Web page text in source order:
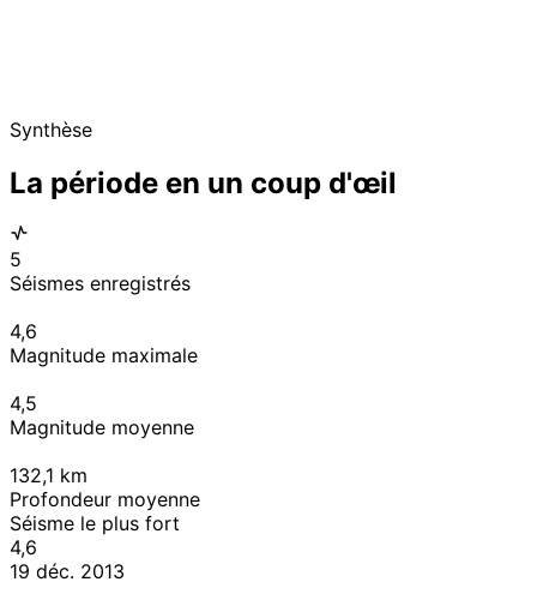
Synthèse
La période en un coup d'œil
5
Séismes enregistrés
4,6
Magnitude maximale
4,5
Magnitude moyenne
132,1 km
Profondeur moyenne
Séisme le plus fort
4,6
19 déc. 2013